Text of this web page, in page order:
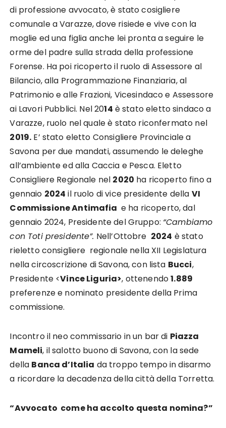
di professione avvocato, è stato cosigliere
comunale a Varazze, dove risiede e vive con la
moglie ed una figlia anche lei pronta a seguire le
orme del padre sulla strada della professione
Forense. Ha poi ricoperto il ruolo di Assessore al
Bilancio, alla Programmazione Finanziaria, al
Patrimonio e alle Frazioni, Vicesindaco e Assessore
ai Lavori Pubblici. Nel 2014 è stato eletto sindaco a
Varazze, ruolo nel quale è stato riconfermato nel
2019. E’ stato eletto Consigliere Provinciale a
Savona per due mandati, assumendo le deleghe
all’ambiente ed alla Caccia e Pesca. Eletto
Consigliere Regionale nel 2020 ha ricoperto fino a
gennaio 2024 il ruolo di vice presidente della VI
Commissione Antimafia e ha ricoperto, dal
gennaio 2024, Presidente del Gruppo: “Cambiamo
con Toti presidente”. Nell’Ottobre 2024 è stato
rieletto consigliere regionale nella XII Legislatura
nella circoscrizione di Savona, con lista Bucci,
Presidente <Vince Liguria>, ottenendo1.889
preferenze e nominato presidente della Prima
commissione.
Incontro il neo commissario in un bar di Piazza
Mameli, il salotto buono di Savona, con la sede
della Banca d’Italia da troppo tempo in disarmo
a ricordare la decadenza della città della Torretta.
“Avvocato come ha accolto questa nomina?”